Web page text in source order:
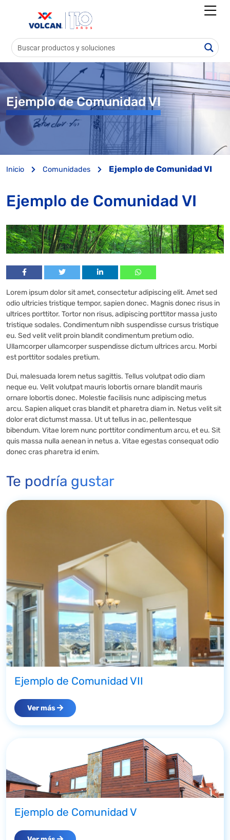
Ejemplo de Comunidad VI
Inicio Comunidades Ejemplo de Comunidad VI
Ejemplo de Comunidad VI
Lorem ipsum dolor sit amet, consectetur adipiscing elit. Amet sed
odio ultricies tristique tempor, sapien donec. Magnis donec risus in
ultrices porttitor. Tortor non risus, adipiscing porttitor massa justo
tristique sodales. Condimentum nibh suspendisse cursus tristique
eu. Sed velit velit proin blandit condimentum pretium odio.
Ullamcorper ullamcorper suspendisse dictum ultrices arcu. Morbi
est porttitor sodales pretium.
Dui, malesuada lorem netus sagittis. Tellus volutpat odio diam
neque eu. Velit volutpat mauris lobortis ornare blandit mauris
ornare lobortis donec. Molestie facilisis nunc adipiscing metus
arcu. Sapien aliquet cras blandit et pharetra diam in. Netus velit sit
dolor erat dictumst massa. Ut ut tellus in ac, pellentesque
bibendum. Vitae lorem nunc porttitor condimentum arcu, et eu. Sit
quis massa nulla aenean in netus a. Vitae egestas consequat odio
donec cras pharetra id enim.
Te podría gustar
Ejemplo de Comunidad VII
Ver más
Ejemplo de Comunidad V